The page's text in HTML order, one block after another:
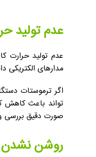
عدم تولید
عدم تولید حرارت
مدارهای
اگر ترموستات
تواند باعث کاهش
صورت دقیق بررسی
روشن نشدن